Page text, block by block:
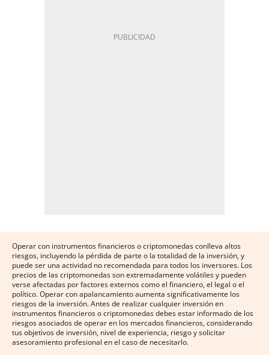
Operar con instrumentos financieros o criptomonedas conlleva altos
riesgos, incluyendo la pérdida de parte o la totalidad de la inversión, y
puede ser una actividad no recomendada para todos los inversores. Los
precios de las criptomonedas son extremadamente volátiles y pueden
verse afectadas por factores externos como el financiero, el legal o el
político. Operar con apalancamiento aumenta significativamente los
riesgos de la inversión. Antes de realizar cualquier inversión en
instrumentos financieros o criptomonedas debes estar informado de los
riesgos asociados de operar en los mercados financieros, considerando
tus objetivos de inversión, nivel de experiencia, riesgo y solicitar
asesoramiento profesional en el caso de necesitarlo.